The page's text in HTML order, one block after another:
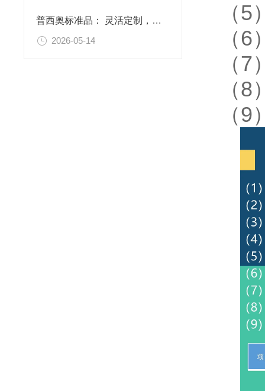
普西奥标准品： 灵活定制，满足特殊需求
2026-05-14
（
（
（
（
（